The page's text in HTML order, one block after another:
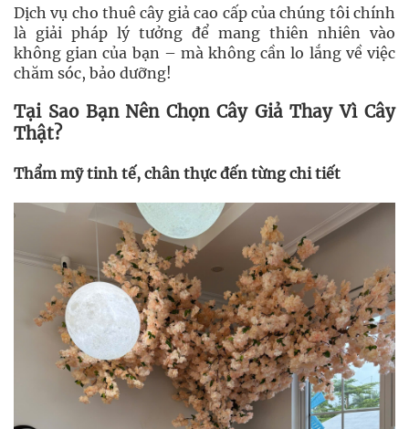
Dịch vụ cho thuê cây giả cao cấp của chúng tôi chính
là giải pháp lý tưởng để mang thiên nhiên vào
không gian của bạn – mà không cần lo lắng về việc
chăm sóc, bảo dưỡng!
Tại Sao Bạn Nên Chọn Cây Giả Thay Vì Cây
Thật?
Thẩm mỹ tinh tế, chân thực đến từng chi tiết